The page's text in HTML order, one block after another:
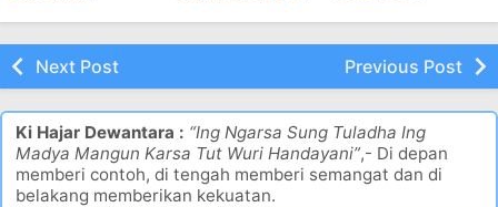
Next Post Previous Post
Ki Hajar Dewantara : “Ing Ngarsa Sung Tuladha Ing
Madya Mangun Karsa Tut Wuri Handayani”,- Di depan
memberi contoh, di tengah memberi semangat dan di
belakang memberikan kekuatan.